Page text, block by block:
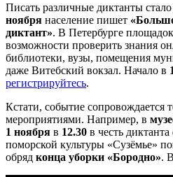
Писать различные диктанты
ноября население пишет
диктант». В Петербурге
возможности проверить знания
библиотеки, вузы, помещения
даже Витебский вокзал. Начало в
регистрируйтесь.
Кстати, событие сопровождается
мероприятиями. Например, в
1 ноября в 12.30 в честь
поморской культуры «Сузёмье»
обряд конца уборки «Бородно».